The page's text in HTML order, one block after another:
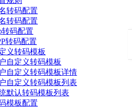
转码配置
转码配置
转码配置
转码配置
义转码模板
自定义转码模板
自定义转码模板详情
自定义转码模板列表
默认转码模板列表
模板配置